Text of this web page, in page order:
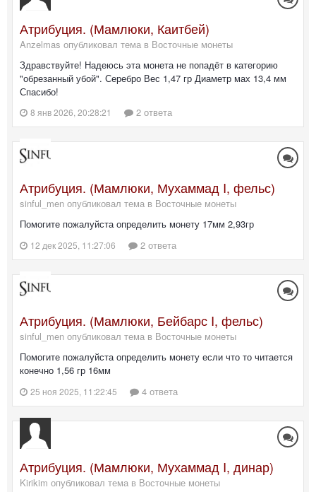
Атрибуция. (Мамлюки, Каитбей)
Anzelmas опубликовал тема в Восточные монеты
Здравствуйте! Надеюсь эта монета не попадёт в категорию
"обрезанный убой". Серебро Вес 1,47 гр Диаметр мах 13,4 мм
Спасибо!
8 янв 2026, 20:28:21 2 ответа
Атрибуция. (Мамлюки, Мухаммад I, фельс)
sinful_men опубликовал тема в Восточные монеты
Помогите пожалуйста определить монету 17мм 2,93гр
12 дек 2025, 11:27:06 2 ответа
Атрибуция. (Мамлюки, Бейбарс I, фельс)
sinful_men опубликовал тема в Восточные монеты
Помогите пожалуйста определить монету если что то читается
конечно 1,56 гр 16мм
25 ноя 2025, 11:22:45 4 ответа
Атрибуция. (Мамлюки, Мухаммад I, динар)
Kirikim опубликовал тема в Восточные монеты